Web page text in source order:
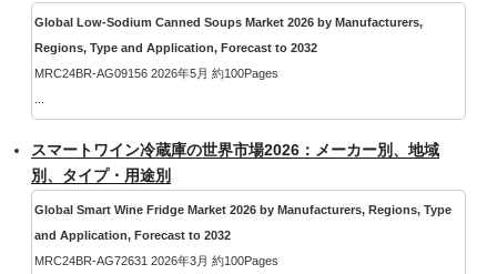
Global Low-Sodium Canned Soups Market 2026 by Manufacturers,
Regions, Type and Application, Forecast to 2032
MRC24BR-AG09156 2026年5月 約100Pages
スマートワイン冷蔵庫の世界市場2026：メーカー別、地域
別、タイプ・用途別
Global Smart Wine Fridge Market 2026 by Manufacturers, Regions, Type
and Application, Forecast to 2032
MRC24BR-AG72631 2026年3月 約100Pages